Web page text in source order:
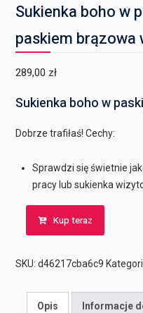
Sukienka boho w
paskiem brązowa
289,00 zł
Sukienka boho w
Dobrze trafiłaś! Cechy:
Sprawdzi się świetnie
pracy lub sukienka
Kup teraz
SKU: d46217cba6c9
Opis Informacje